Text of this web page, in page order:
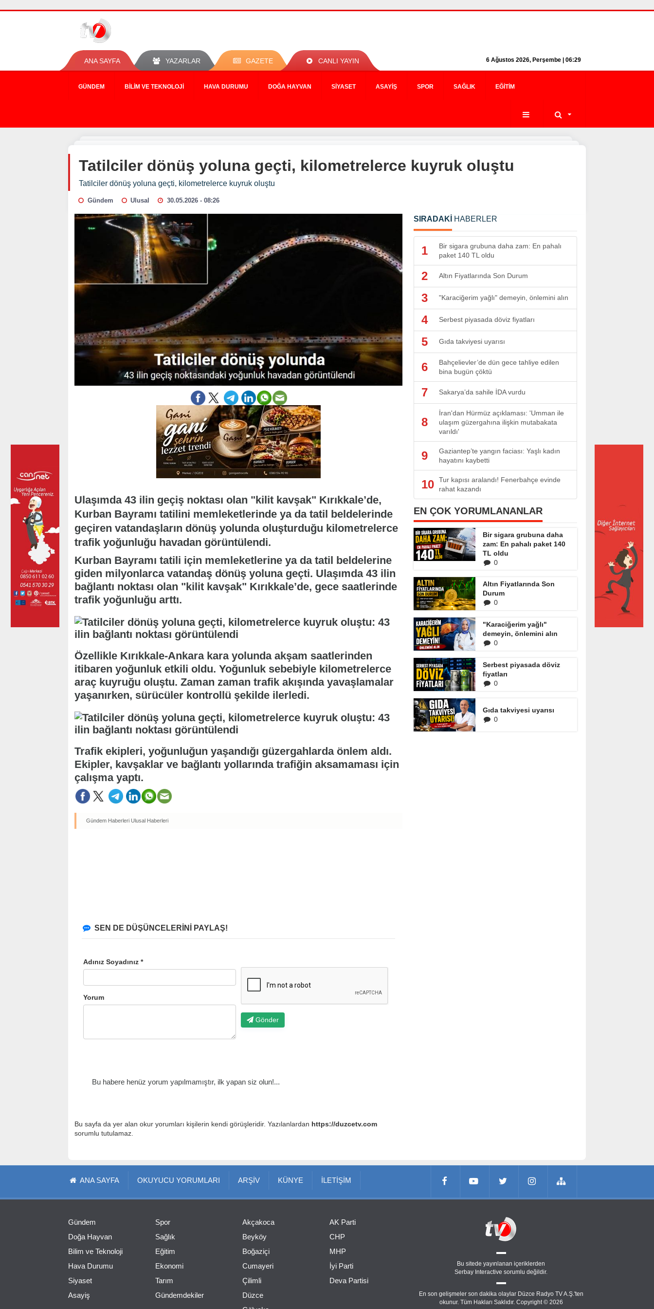
ANA SAYFA YAZARLAR GAZETE CANLI YAYIN 6 Ağustos 2026, Perşembe | 06:29
GÜNDEM BILIM VE TEKNOLOJI HAVA DURUMU DOĞA HAYVAN SIYASET ASAYIŞ SPOR SAĞLIK EĞITIM
Tatilciler dönüş yoluna geçti, kilometrelerce kuyruk oluştu
Tatilciler dönüş yoluna geçti, kilometrelerce kuyruk oluştu
Gündem Ulusal 30.05.2026 - 08:26
Ulaşımda 43 ilin geçiş noktası olan "kilit kavşak" Kırıkkale’de,
Kurban Bayramı tatilini memleketlerinde ya da tatil beldelerinde
geçiren vatandaşların dönüş yolunda oluşturduğu kilometrelerce
trafik yoğunluğu havadan görüntülendi.
Kurban Bayramı tatili için memleketlerine ya da tatil beldelerine
giden milyonlarca vatandaş dönüş yoluna geçti. Ulaşımda 43 ilin
bağlantı noktası olan "kilit kavşak" Kırıkkale’de, gece saatlerinde
trafik yoğunluğu arttı.
Özellikle Kırıkkale-Ankara kara yolunda akşam saatlerinden
itibaren yoğunluk etkili oldu. Yoğunluk sebebiyle kilometrelerce
araç kuyruğu oluştu. Zaman zaman trafik akışında yavaşlamalar
yaşanırken, sürücüler kontrollü şekilde ilerledi.
Trafik ekipleri, yoğunluğun yaşandığı güzergahlarda önlem aldı.
Ekipler, kavşaklar ve bağlantı yollarında trafiğin aksamaması için
çalışma yaptı.
Gündem Haberleri Ulusal Haberleri
SEN DE DÜŞÜNCELERİNİ PAYLAŞ!
Adınız Soyadınız *
Yorum
Gönder
Bu habere henüz yorum yapılmamıştır, ilk yapan siz olun!...
Bu sayfa da yer alan okur yorumları kişilerin kendi görüşleridir. Yazılanlardan https://duzcetv.com
sorumlu tutulamaz.
SIRADAKİ HABERLER
1
Bir sigara grubuna daha zam: En pahalı
paket 140 TL oldu
2 Altın Fiyatlarında Son Durum
3 "Karaciğerim yağlı" demeyin, önlemini alın
4 Serbest piyasada döviz fiyatları
5 Gıda takviyesi uyarısı
6
Bahçelievler’de dün gece tahliye edilen
bina bugün çöktü
7 Sakarya’da sahile İDA vurdu
8
İran'dan Hürmüz açıklaması: 'Umman ile
ulaşım güzergahına ilişkin mutabakata
varıldı'
9
Gaziantep’te yangın faciası: Yaşlı kadın
hayatını kaybetti
10
Tur kapısı aralandı! Fenerbahçe evinde
rahat kazandı
EN ÇOK YORUMLANANLAR
Bir sigara grubuna daha
zam: En pahalı paket 140
TL oldu
0
Altın Fiyatlarında Son
Durum
0
"Karaciğerim yağlı"
demeyin, önlemini alın
0
Serbest piyasada döviz
fiyatları
0
Gıda takviyesi uyarısı
0
ANA SAYFA OKUYUCU YORUMLARI ARŞİV KÜNYE İLETİŞİM
Gündem
Doğa Hayvan
Bilim ve Teknoloji
Hava Durumu
Siyaset
Asayiş
Spor
Sağlık
Eğitim
Ekonomi
Tarım
Gündemdekiler
Akçakoca
Beyköy
Boğaziçi
Cumayeri
Çilimli
Düzce
AK Parti
CHP
MHP
İyi Parti
Deva Partisi
Bu sitede yayınlanan içeriklerden
Serbay Interactive sorumlu değildir.
En son gelişmeler son dakika olaylar Düzce Radyo TV A.Ş.'ten
okunur. Tüm Hakları Saklıdır. Copyright © 2026